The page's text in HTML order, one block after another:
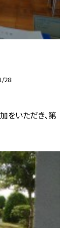
28
をいただき、第